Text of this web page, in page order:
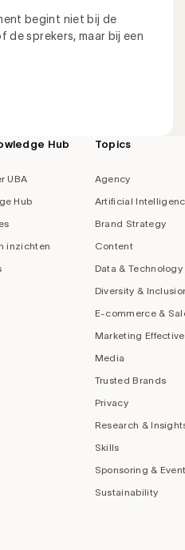
begint niet bij de
de sprekers, maar bij een
Hub
UBA
Hub
inzichten
Topics
Agency
Artificial
Brand Strategy
Content
Data & Technology
Diversity &
E-commerce &
Marketing
Media
Trusted Brands
Privacy
Research &
Skills
Sponsoring &
Sustainability